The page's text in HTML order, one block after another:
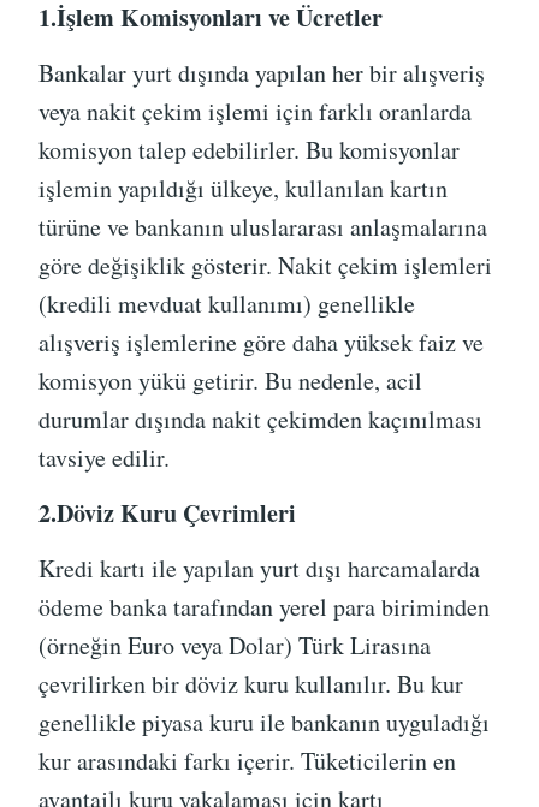
1.İşlem Komisyonları ve Ücretler
Bankalar yurt dışında yapılan her bir alışveriş
veya nakit çekim işlemi için farklı oranlarda
komisyon talep edebilirler. Bu komisyonlar
işlemin yapıldığı ülkeye, kullanılan kartın
türüne ve bankanın uluslararası anlaşmalarına
göre değişiklik gösterir. Nakit çekim işlemleri
(kredili mevduat kullanımı) genellikle
alışveriş işlemlerine göre daha yüksek faiz ve
komisyon yükü getirir. Bu nedenle, acil
durumlar dışında nakit çekimden kaçınılması
tavsiye edilir.
2.Döviz Kuru Çevrimleri
Kredi kartı ile yapılan yurt dışı harcamalarda
ödeme banka tarafından yerel para biriminden
(örneğin Euro veya Dolar) Türk Lirasına
çevrilirken bir döviz kuru kullanılır. Bu kur
genellikle piyasa kuru ile bankanın uyguladığı
kur arasındaki farkı içerir. Tüketicilerin en
avantajlı kuru yakalaması için kartı